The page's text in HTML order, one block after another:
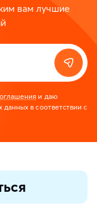
вам лучшие
и даю
данных в соответствии с